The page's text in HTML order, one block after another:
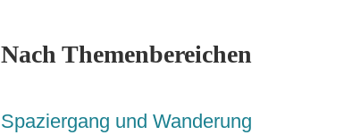
Nach Themenbereichen
Spaziergang und Wanderung